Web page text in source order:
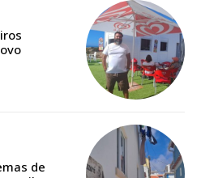
à Quinta-feira em sua
online
Exclusivos para
de